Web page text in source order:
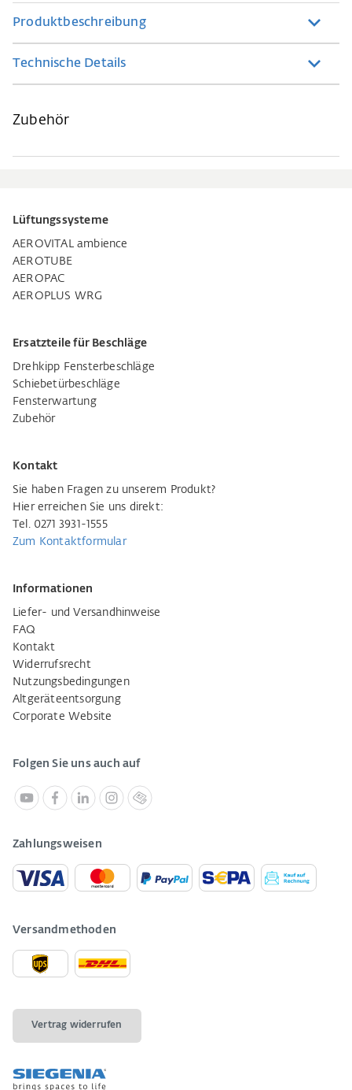
Produktbeschreibung
Technische Details
Zubehör
Lüftungssysteme
AEROVITAL ambience
AEROTUBE
AEROPAC
AEROPLUS WRG
Ersatzteile für Beschläge
Drehkipp Fensterbeschläge
Schiebetürbeschläge
Fensterwartung
Zubehör
Kontakt
Sie haben Fragen zu unserem Produkt?
Hier erreichen Sie uns direkt:
Tel. 0271 3931-1555
Zum Kontaktformular
Informationen
Liefer- und Versandhinweise
FAQ
Kontakt
Widerrufsrecht
Nutzungsbedingungen
Altgeräteentsorgung
Corporate Website
Folgen Sie uns auch auf
Zahlungsweisen
Versandmethoden
Vertrag widerrufen